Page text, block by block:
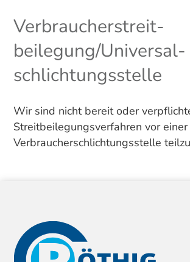
Verbraucher­streit­
beilegung/Universal­
schlichtungs­stelle
Wir sind nicht bereit oder
Streitbeilegungsverfahren vor einer
Verbraucherschlichtungsstelle